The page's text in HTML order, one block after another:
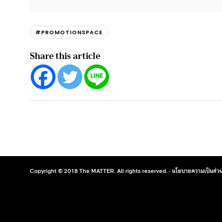
#PROMOTIONSPACE
Share this article
Copyright © 2018 The MATTER. All rights reserved. ·นโยบายความเป็นส่ว